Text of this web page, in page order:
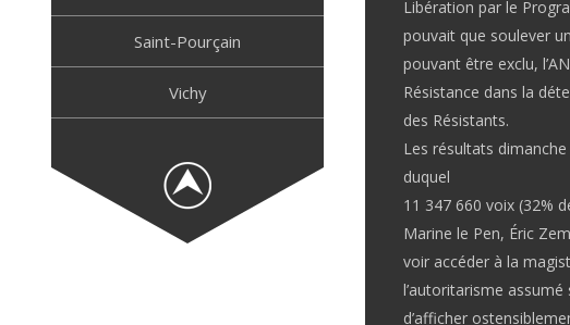
Saint-Pourçain
Vichy
Libération par le
pouvait que soulever
pouvant être exclu,
Résistance dans la
des Résistants.
Les résultats
duquel
11 347 660 voix (32%
Marine le Pen, Éric
voir accéder à la
l’autoritarisme
d’afficher